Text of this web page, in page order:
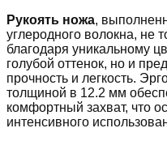
Рукоять ножа,
углеродного волокна, не
благодаря уникальному
голубой оттенок, но и
прочность и легкость.
толщиной в 12.2 мм
комфортный захват, что
интенсивного